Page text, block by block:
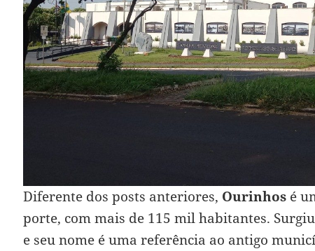
Diferente dos posts anteriores, Ourinhosé
porte, com mais de 115 mil habitantes.
e seu nome é uma referência ao antigo